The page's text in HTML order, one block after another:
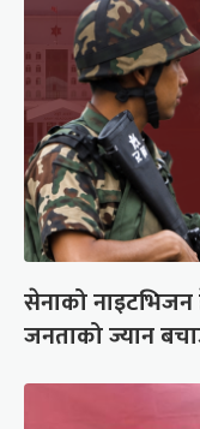
सेनाको
जनताको ज्यान